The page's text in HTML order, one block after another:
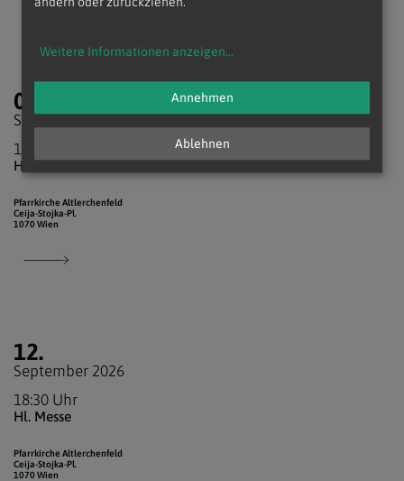
06.
September 2026
10:00 Uhr
Hl. Messe
Pfarrkirche Altlerchenfeld
Ceija-Stojka-Pl.
1070 Wien
12.
September 2026
18:30 Uhr
Hl. Messe
Pfarrkirche Altlerchenfeld
Ceija-Stojka-Pl.
1070 Wien
Weitere Informationen anzeigen...
Ablehnen
Annehmen